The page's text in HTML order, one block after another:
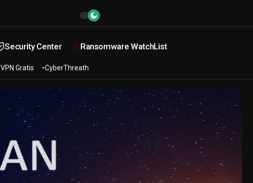
Security Center Ransomware WatchList
VPN Gratis CyberThreath